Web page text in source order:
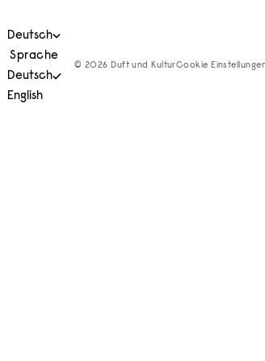
Deutsch
Sprache
Deutsch
English
© 2026 Duft und KulturCookie